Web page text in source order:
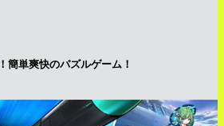
簡単爽快のパズルゲーム！